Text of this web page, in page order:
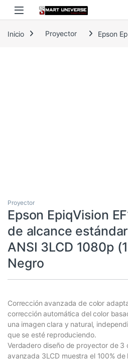
Skip to navigation
Skip to content
Inicio Proyector Epson
Proyector
Epson EpiqVision
de alcance
ANSI 3LCD 1080p
Negro
Corrección avanzada de color
corrección automática del color
una imagen clara y natural,
que se esté reproduciendo.
Verdadero diseño de proyector de 3
avanzada 3LCD muestra el 100% de